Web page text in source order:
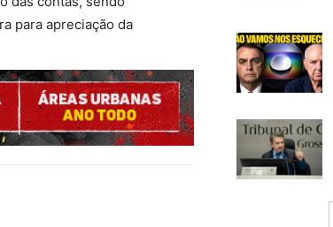
para apreciação da